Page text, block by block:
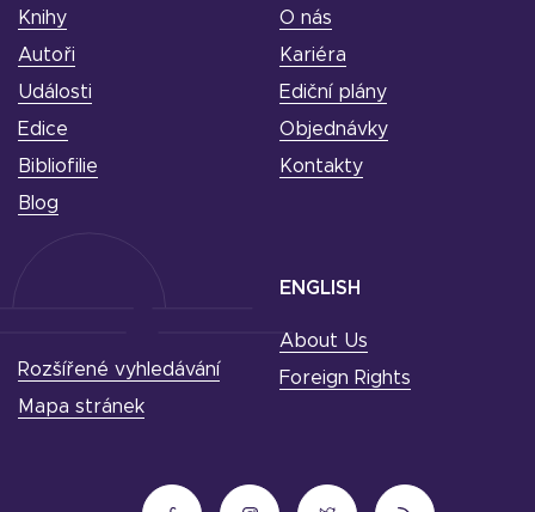
Knihy
Autoři
Události
Edice
Bibliofilie
Blog
O nás
Kariéra
Ediční plány
Objednávky
Kontakty
ENGLISH
About Us
Foreign Rights
Rozšířené vyhledávání
Mapa stránek